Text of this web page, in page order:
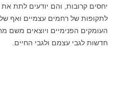
יחסים קרובות, והם יודעים לתת
לתקופות של רחמים עצמיים ואף של
העומקים הפנימיים ויוצאים משם
חדשות לגבי עצמם ולגבי החיים.